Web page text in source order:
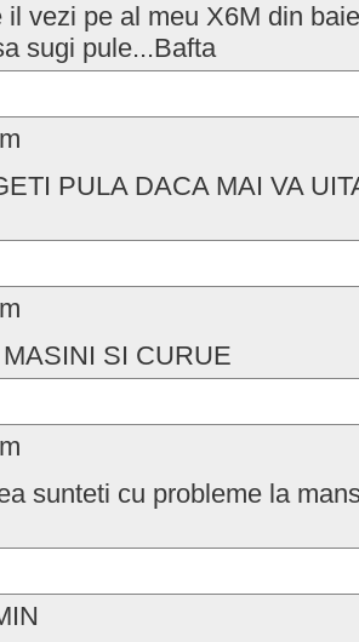
il vezi pe al meu X6M din
sugi pule...Bafta
PULA DACA MAI VA
SI CURUE
sunteti cu probleme la